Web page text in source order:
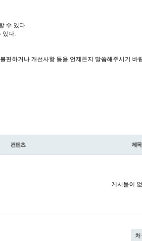
수 있다.
있다.
하거나 개선사항 등을 언제든지 말씀해주시기 바
컨텐츠 제목
게시물이